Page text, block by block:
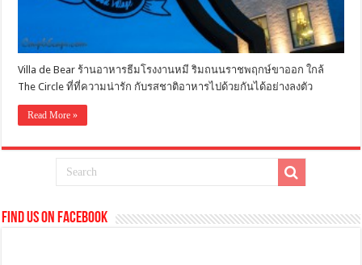
Villa de Bear ร้านอาหารธีมโรงงานหมี ริมถนนราชพฤกษ์ขาออก ใกล้
The Circle ที่ที่ความน่ารัก กับรสชาติอาหารไปด้วยกันได้อย่างลงตัว
Read More »
Find us on Facebook